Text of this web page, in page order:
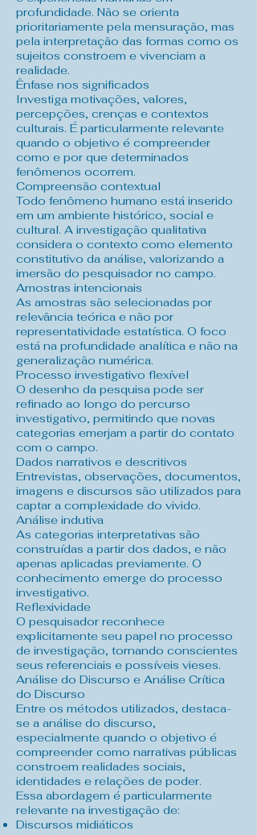
profundidade. Não se orienta
prioritariamente pela mensuração, mas
pela interpretação das formas como os
sujeitos constroem e vivenciam a
realidade.
Ênfase nos significados
Investiga motivações, valores,
percepções, crenças e contextos
culturais. É particularmente relevante
quando o objetivo é compreender
como e por que determinados
fenômenos ocorrem.
Compreensão contextual
Todo fenômeno humano está inserido
em um ambiente histórico, social e
cultural. A investigação qualitativa
considera o contexto como elemento
constitutivo da análise, valorizando a
imersão do pesquisador no campo.
Amostras intencionais
As amostras são selecionadas por
relevância teórica e não por
representatividade estatística. O foco
está na profundidade analítica e não na
generalização numérica.
Processo investigativo flexível
O desenho da pesquisa pode ser
refinado ao longo do percurso
investigativo, permitindo que novas
categorias emerjam a partir do contato
com o campo.
Dados narrativos e descritivos
Entrevistas, observações, documentos,
imagens e discursos são utilizados para
captar a complexidade do vivido.
Análise indutiva
As categorias interpretativas são
construídas a partir dos dados, e não
apenas aplicadas previamente. O
conhecimento emerge do processo
investigativo.
Reflexividade
O pesquisador reconhece
explicitamente seu papel no processo
de investigação, tornando conscientes
seus referenciais e possíveis vieses.
Análise do Discurso e Análise Crítica
do Discurso
Entre os métodos utilizados, destaca-
se a análise do discurso,
especialmente quando o objetivo é
compreender como narrativas públicas
constroem realidades sociais,
identidades e relações de poder.
Essa abordagem é particularmente
relevante na investigação de:
Discursos midiáticos